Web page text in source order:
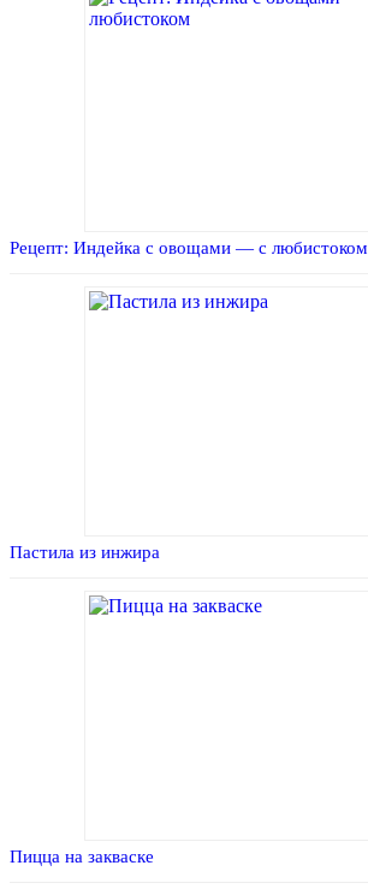
Рецепт: Индейка с овощами — с любистоком
Пастила из инжира
Пицца на закваске